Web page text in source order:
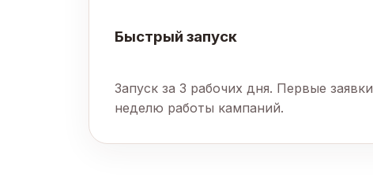
Быстрый запуск
Запуск за 3 рабочих дня. Первые
неделю работы кампаний.